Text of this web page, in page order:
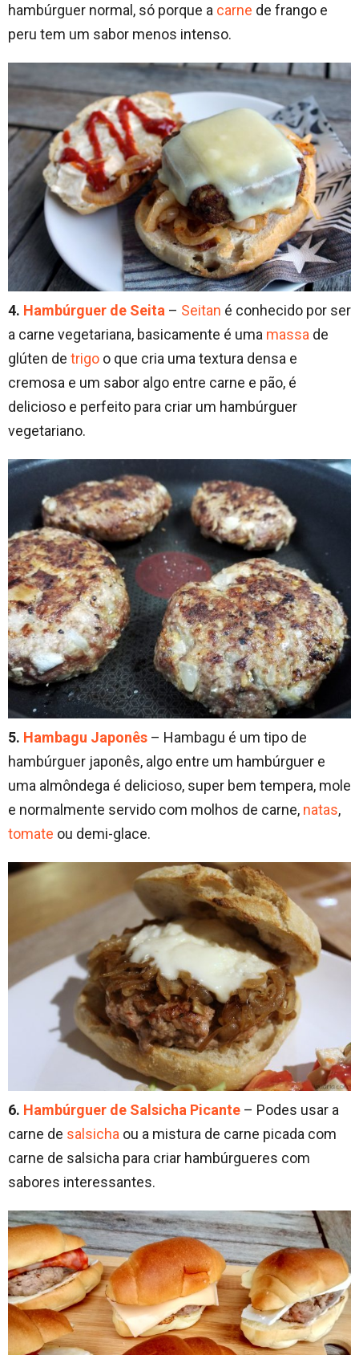
hambúrguer normal, só porque a carne de frango e
peru tem um sabor menos intenso.
4. Hambúrguer de Seita – Seitan é conhecido por ser
a carne vegetariana, basicamente é uma massa de
glúten de trigo o que cria uma textura densa e
cremosa e um sabor algo entre carne e pão, é
delicioso e perfeito para criar um hambúrguer
vegetariano.
5. Hambagu Japonês – Hambagu é um tipo de
hambúrguer japonês, algo entre um hambúrguer e
uma almôndega é delicioso, super bem tempera, mole
e normalmente servido com molhos de carne, natas,
tomate ou demi-glace.
6. Hambúrguer de Salsicha Picante – Podes usar a
carne de salsicha ou a mistura de carne picada com
carne de salsicha para criar hambúrgueres com
sabores interessantes.